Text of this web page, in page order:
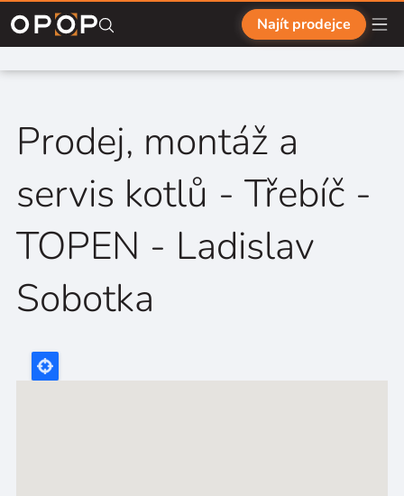
Přejít na hlavní obsah
Najít prodejce
Prodej, montáž a
servis kotlů - Třebíč -
TOPEN - Ladislav
Sobotka